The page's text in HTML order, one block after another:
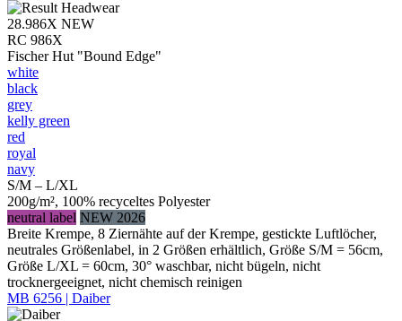
28.986X NEW
RC 986X
Fischer Hut "Bound Edge"
white
black
grey
kelly green
red
royal
navy
S/M – L/XL
200g/m², 100% recyceltes Polyester
neutral label NEW 2026
Breite Krempe, 8 Ziernähte auf der Krempe, gestickte Luftlöcher,
neutrales Größenlabel, in 2 Größen erhältlich, Größe S/M = 56cm,
Größe L/XL = 60cm, 30° waschbar, nicht bügeln, nicht
trocknergeeignet, nicht chemisch reinigen
MB 6256 | Daiber